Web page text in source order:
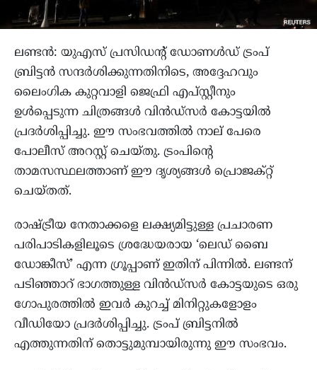
ലണ്ടൻ: യുഎസ് പ്രസിഡന്റ് ഡോണൾഡ് ട്രംപ്
ബ്രിട്ടൻ സന്ദർശിക്കുന്നതിനിടെ, അദ്ദേഹവും
ലൈംഗിക കുറ്റവാളി ജെഫ്രി എപ്‌സ്റ്റീനും
ഉൾപ്പെടുന്ന ചിത്രങ്ങൾ വിൻഡ്‌സർ കോട്ടയിൽ
പ്രദർശിപ്പിച്ചു. ഈ സംഭവത്തിൽ നാല് പേരെ
പോലീസ് അറസ്റ്റ് ചെയ്തു. ട്രംപിന്റെ
താമസസ്ഥലത്താണ് ഈ ദൃശ്യങ്ങൾ പ്രൊജക്റ്റ്
ചെയ്തത്.
രാഷ്ട്രീയ നേതാക്കളെ ലക്ഷ്യമിട്ടുള്ള പ്രചാരണ
പരിപാടികളിലൂടെ ശ്രദ്ധേയരായ ‘ലെഡ് ബൈ
ഡോങ്കീസ്’ എന്ന ഗ്രൂപ്പാണ് ഇതിന് പിന്നിൽ. ലണ്ടന്
പടിഞ്ഞാറ് ഭാഗത്തുള്ള വിൻഡ്‌സർ കോട്ടയുടെ ഒരു
ഗോപുരത്തിൽ ഇവർ കുറച്ച് മിനിറ്റുകളോളം
വീഡിയോ പ്രദർശിപ്പിച്ചു. ട്രംപ് ബ്രിട്ടനിൽ
എത്തുന്നതിന് തൊട്ടുമുമ്പായിരുന്നു ഈ സംഭവം.